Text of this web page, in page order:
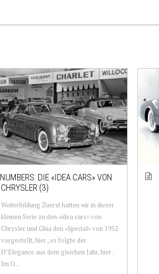
NUMBERS: DIE «IDEA CARS» VON
CHRYSLER (3)
Weiterbildung Zuerst hatten wir in dieser
kleinen Serie zu den «idea cars» von
Chrysler und Ghia den «Special» von 1952
vorgestellt, hier , es folgte der
D’Elegance aus dem gleichen Jahr, hier .
Im O...